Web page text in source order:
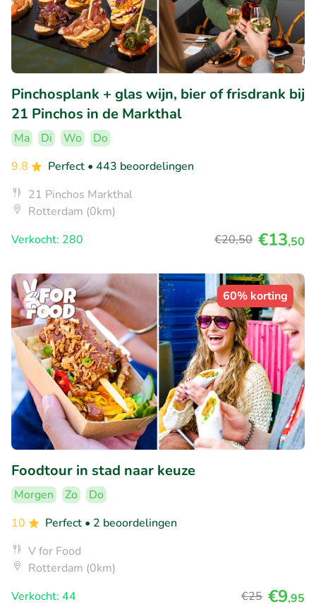
Pinchosplank + glas wijn, bier of frisdrank bij
21 Pinchos in de Markthal
Ma Di Wo
Do
9.8
Perfect • 443 beoordelingen
21 Pinchos Markthal
Rotterdam (0km)
Verkocht: 280
€20,50 €13,50
60% korting
Foodtour in stad naar keuze
Morgen Zo
Do
10
Perfect • 2 beoordelingen
V for Food
Rotterdam (0km)
Verkocht: 44
€25 €9,95